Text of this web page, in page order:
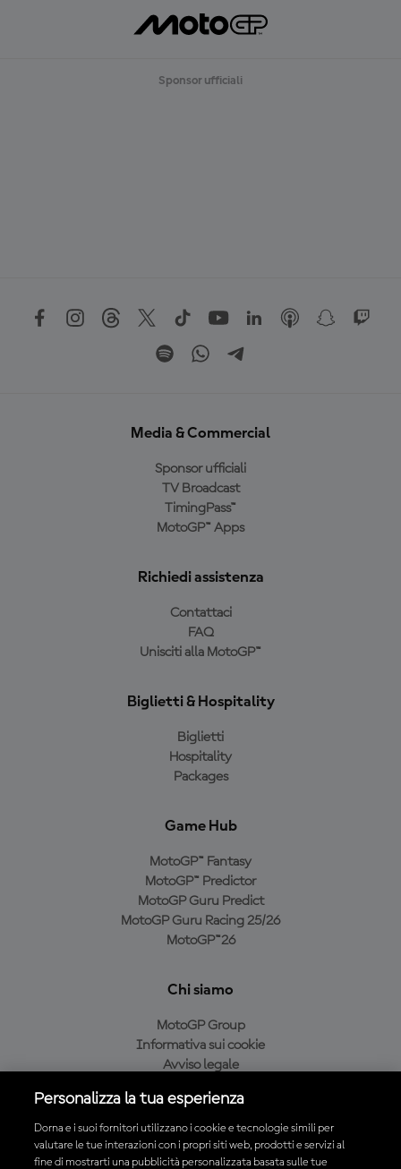
Sponsor ufficiali
Media & Commercial
Sponsor ufficiali
TV Broadcast
TimingPass™
MotoGP™ Apps
Richiedi assistenza
Contattaci
FAQ
Unisciti alla MotoGP™
Biglietti & Hospitality
Biglietti
Hospitality
Packages
Game Hub
MotoGP™ Fantasy
MotoGP™ Predictor
MotoGP Guru Predict
MotoGP Guru Racing 25/26
MotoGP™26
Chi siamo
MotoGP Group
Informativa sui cookie
Avviso legale
Condizioni di acquisto
Personalizza la tua esperienza
Dorna e i suoi fornitori utilizzano i cookie e tecnologie simili per
valutare le tue interazioni con i propri siti web, prodotti e servizi al
fine di mostrarti una pubblicità personalizzata basata sulle tue